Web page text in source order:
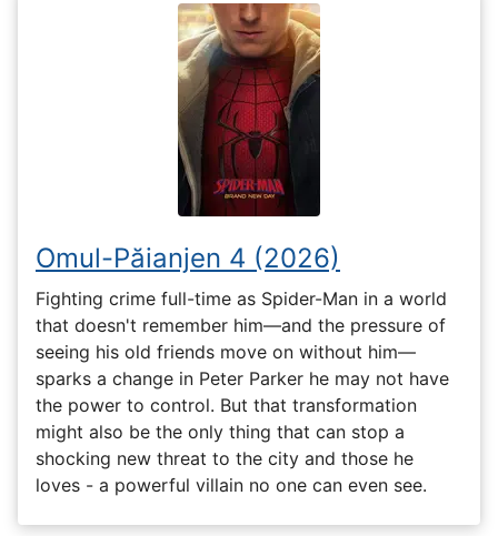
Omul-Păianjen 4 (2026)
Fighting crime full-time as Spider-Man in a world
that doesn't remember him—and the pressure of
seeing his old friends move on without him—
sparks a change in Peter Parker he may not have
the power to control. But that transformation
might also be the only thing that can stop a
shocking new threat to the city and those he
loves - a powerful villain no one can even see.